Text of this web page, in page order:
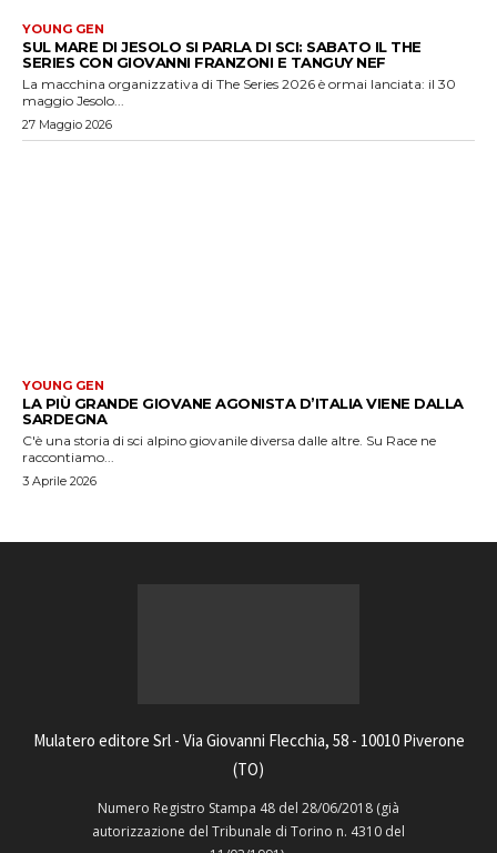
YOUNG GEN
SUL MARE DI JESOLO SI PARLA DI SCI: SABATO IL THE
SERIES CON GIOVANNI FRANZONI E TANGUY NEF
La macchina organizzativa di The Series 2026 è ormai lanciata: il 30
maggio Jesolo...
27 Maggio 2026
YOUNG GEN
LA PIÙ GRANDE GIOVANE AGONISTA D’ITALIA VIENE DALLA
SARDEGNA
C'è una storia di sci alpino giovanile diversa dalle altre. Su Race ne
raccontiamo...
3 Aprile 2026
Mulatero editore Srl - Via Giovanni Flecchia, 58 - 10010 Piverone
(TO)
Numero Registro Stampa 48 del 28/06/2018 (già
autorizzazione del Tribunale di Torino n. 4310 del